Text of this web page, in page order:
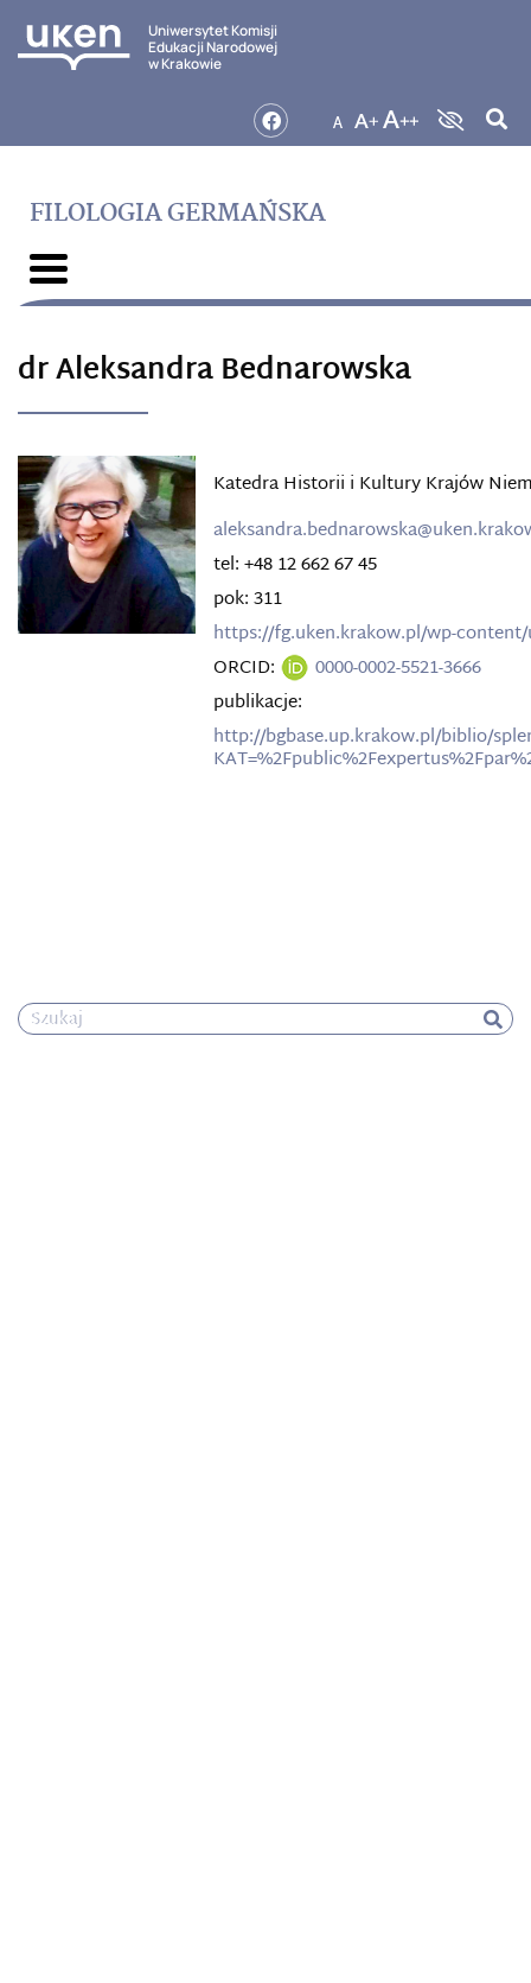
Uniwersytet Komisji
Edukacji Narodowej
w Krakowie
FILOLOGIA GERMAŃSKA
dr Aleksandra Bednarowska
Katedra Historii i Kultury Krajów
tel: +48 12 662 67 45
pok: 311
https://fg.uken.krakow.pl/wp-content/
ORCID:
0000-0002-5521-3666
publikacje:
http://bgbase.up.krakow.pl/biblio/
Szukaj